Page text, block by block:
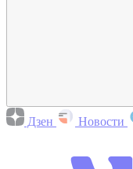
Дзен Новости